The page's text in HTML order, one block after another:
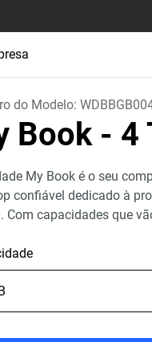
do Modelo:
Book - 4
My Book é o seu
confiável dedicado à
Com capacidades que